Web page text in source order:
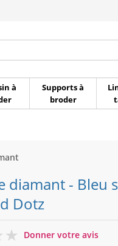
à
Supports à
broder
diamant - Bleu
Dotz
0
Donner votre avis